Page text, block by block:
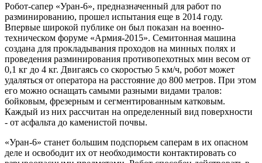
Робот-сапер «Уран-6», предназначенный для работ по
разминированию, прошел испытания еще в 2014 году.
Впервые широкой публике он был показан на военно-
техническом форуме «Армия-2015». Семитонная машина
создана для прокладывания проходов на минных полях и
проведения разминирования противопехотных мин весом от
0,1 кг до 4 кг. Двигаясь со скоростью 5 км/ч, робот может
удаляться от оператора на расстояние до 800 метров. При этом
его можно оснащать самыми разными видами тралов:
бойковым, фрезерным и сегментированным катковым.
Каждый из них рассчитан на определенный вид поверхности
- от асфальта до каменистой почвы.
«Уран-6» станет большим подспорьем саперам в их опасном
деле и освободит их от необходимости контактировать со